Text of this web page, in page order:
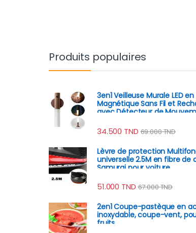
Produits populaires
3en1 Veilleuse Murale LED en
Magnétique Sans Fil et
avec Détecteur de
34.500 TND 69.000TND
Lèvre de protection
universelle 2.5M en fibre de
Samurai pour voiture
51.000 TND 67.000TND
2en1 Coupe-pastèque en
inoxydable, coupe-vent,
fruits